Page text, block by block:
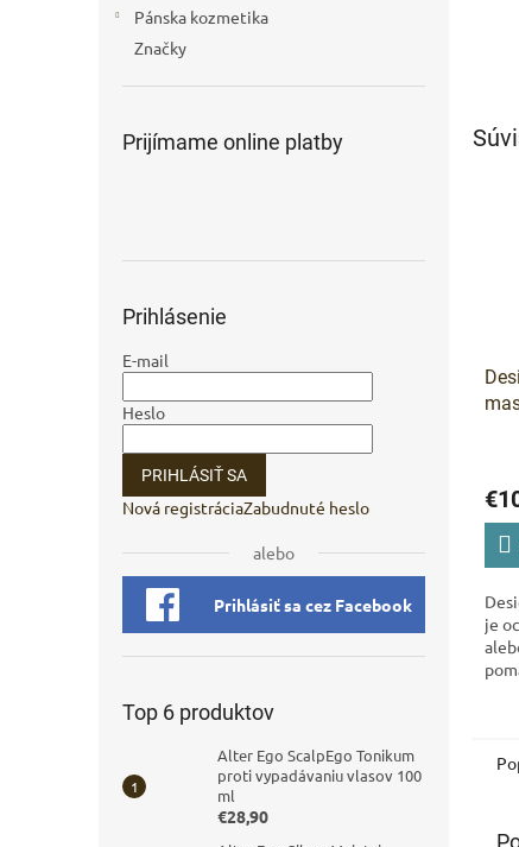
Pánska kozmetika
Značky
Prijímame online platby
Prihlásenie
E-mail
Heslo
PRIHLÁSIŤ SA
Nová registráciaZabudnuté heslo
alebo
Prihlásiť sa cez Facebook
Top 6 produktov
Alter Ego ScalpEgo Tonikum
proti vypadávaniu vlasov 100
ml
€28,90
je